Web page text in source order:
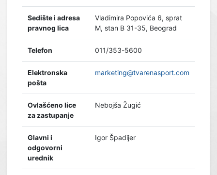
Sedište i adresa
pravnog lica
Vladimira Popovića 6, sprat
M, stan B 31-35, Beograd
Telefon 011/353-5600
Elektronska
pošta
marketing@tvarenasport.com
Ovlašćeno lice
za zastupanje
Nebojša Žugić
Glavni i
odgovorni
urednik
Igor Špadijer